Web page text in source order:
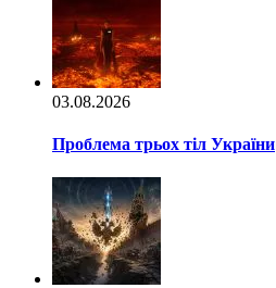
03.08.2026
Проблема трьох тіл України